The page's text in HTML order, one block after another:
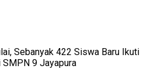
Sebanyak 422 Siswa Baru Ikuti
SMPN 9 Jayapura